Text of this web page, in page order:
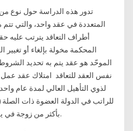
تدور هذه الدراسة حول نوع من
المتعددة في عقد واحد، والتي
المحكمة مخولة بإلغاء أو
الموحّد هو عقد يتم به تحديد
نفس العقد للتعاقد امتلاك عقد
لذوي التأهيل العالي لمدة عام
للراتب في الدولة العضوة ذات
بأكثر من زوجة في يوم واحد ، هل هو جائز أم لا ؟ الجواب.